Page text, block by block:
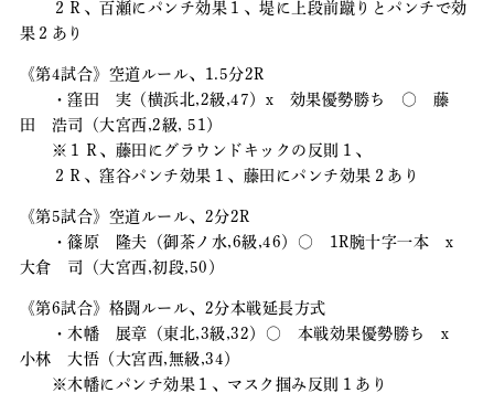
２Ｒ、百瀬にパンチ効果１、堤に上段前蹴りとパンチで効
果２あり
《第4試合》空道ルール、1.5分2R
・窪田 実（横浜北,2級,47）x 効果優勢勝ち 〇 藤
田 浩司（大宮西,2級, 51）
※１Ｒ、藤田にグラウンドキックの反則１、
２Ｒ、窪谷パンチ効果１、藤田にパンチ効果２あり
《第5試合》空道ルール、2分2R
・篠原 隆夫（御茶ノ水,6級,46）〇 1R腕十字一本 x
大倉 司（大宮西,初段,50）
《第6試合》格闘ルール、2分本戦延長方式
・木幡 展章（東北,3級,32）〇 本戦効果優勢勝ち x
小林 大悟（大宮西,無級,34）
※木幡にパンチ効果１、マスク掴み反則１あり